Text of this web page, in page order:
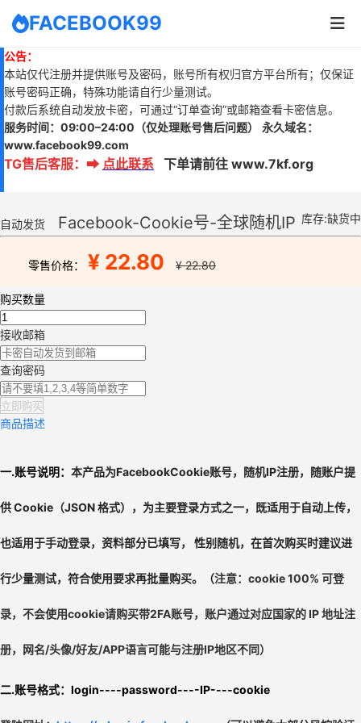
FACEBOOK99
公告：
本站仅代注册并提供账号及密码，账号所有权归官方平台所有；仅保证
账号密码正确，特殊功能请自行少量测试。
付款后系统自动发放卡密，可通过“订单查询”或邮箱查看卡密信息。
服务时间： 09:00–24:00 （仅处理账号售后问题）
永久域名：
www.facebook99.com
TG售后客服： ➡ 点此联系 下单请前往 www.7kf.org
自动发货 Facebook-Cookie号-全球随机IP 库存:缺货中
零售价格： ¥ 22.80 ¥ 22.80
购买数量
接收邮箱
查询密码
立即购买
商品描述
一.账号说明： 本产品为FacebookCookie账号，随机IP注册， 随账户提
供 Cookie（JSON 格式），为主要登录方式之一，既适用于自动上传，
也适用于手动登录，资料部分已填写， 性别随机，在首次购买时建议进
行少量测试，符合使用要求再批量购买。 （注意：cookie 100% 可登
录，不会使用cookie请购买带2FA账号， 账户通过对应国家的 IP 地址注
册，网名/头像/好友/APP语言可能与注册IP地区不同）
二.账号格式： login----password----IP----cookie